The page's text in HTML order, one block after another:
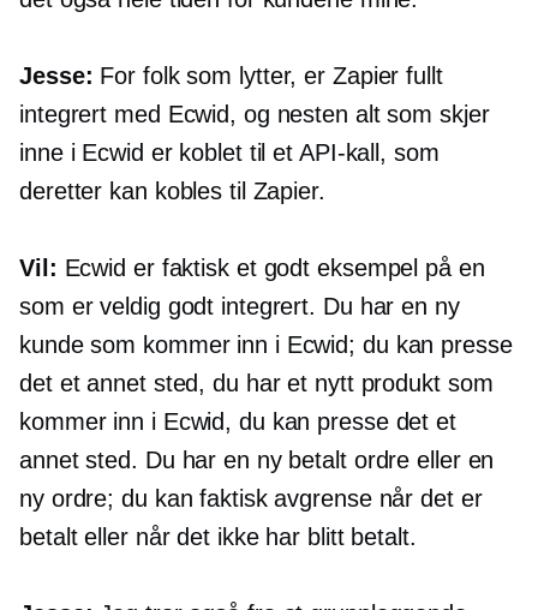
Jesse: For folk som lytter, er Zapier fullt
integrert med Ecwid, og nesten alt som skjer
inne i Ecwid er koblet til et API-kall, som
deretter kan kobles til Zapier.
Vil: Ecwid er faktisk et godt eksempel på en
som er veldig godt integrert. Du har en ny
kunde som kommer inn i Ecwid; du kan presse
det et annet sted, du har et nytt produkt som
kommer inn i Ecwid, du kan presse det et
annet sted. Du har en ny betalt ordre eller en
ny ordre; du kan faktisk avgrense når det er
betalt eller når det ikke har blitt betalt.